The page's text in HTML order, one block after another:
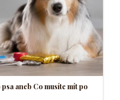
aneb Co musíte mít po